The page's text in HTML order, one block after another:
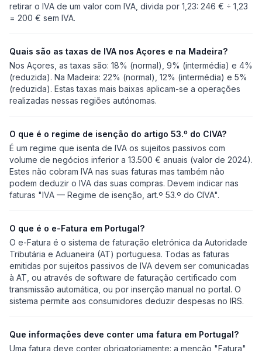
retirar o IVA de um valor com IVA, divida por 1,23: 246 € ÷ 1,23
= 200 € sem IVA.
Quais são as taxas de IVA nos Açores e na Madeira?
Nos Açores, as taxas são: 18% (normal), 9% (intermédia) e 4%
(reduzida). Na Madeira: 22% (normal), 12% (intermédia) e 5%
(reduzida). Estas taxas mais baixas aplicam-se a operações
realizadas nessas regiões autónomas.
O que é o regime de isenção do artigo 53.º do CIVA?
É um regime que isenta de IVA os sujeitos passivos com
volume de negócios inferior a 13.500 € anuais (valor de 2024).
Estes não cobram IVA nas suas faturas mas também não
podem deduzir o IVA das suas compras. Devem indicar nas
faturas "IVA — Regime de isenção, art.º 53.º do CIVA".
O que é o e-Fatura em Portugal?
O e-Fatura é o sistema de faturação eletrónica da Autoridade
Tributária e Aduaneira (AT) portuguesa. Todas as faturas
emitidas por sujeitos passivos de IVA devem ser comunicadas
à AT, ou através de software de faturação certificado com
transmissão automática, ou por inserção manual no portal. O
sistema permite aos consumidores deduzir despesas no IRS.
Que informações deve conter uma fatura em Portugal?
Uma fatura deve conter obrigatoriamente: a menção "Fatura",